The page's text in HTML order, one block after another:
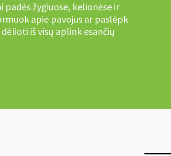
padės žygiuose, kelionėse ir
apie pavojus ar paslėpk
iš visų aplink esančių